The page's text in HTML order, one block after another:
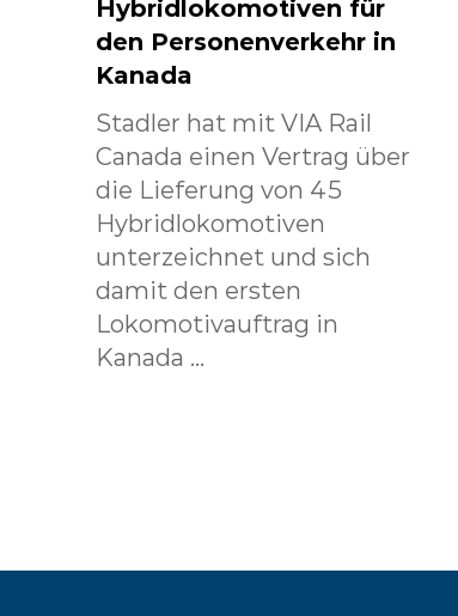
Hybridlokomotiven für
den Personenverkehr in
Kanada
Stadler hat mit VIA Rail
Canada einen Vertrag über
die Lieferung von 45
Hybridlokomotiven
unterzeichnet und sich
damit den ersten
Lokomotivauftrag in
Kanada ...